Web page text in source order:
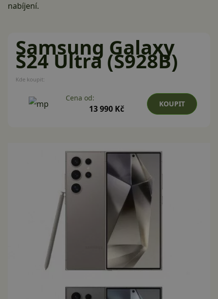
nabíjení.
Samsung Galaxy
S24 Ultra (S928B)
Kde koupit:
Cena od:
13 990 Kč KOUPIT